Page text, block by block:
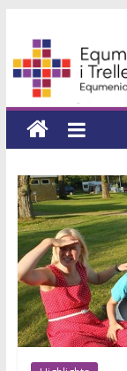
innehåll
i
en
kyrka
för
hela
livet